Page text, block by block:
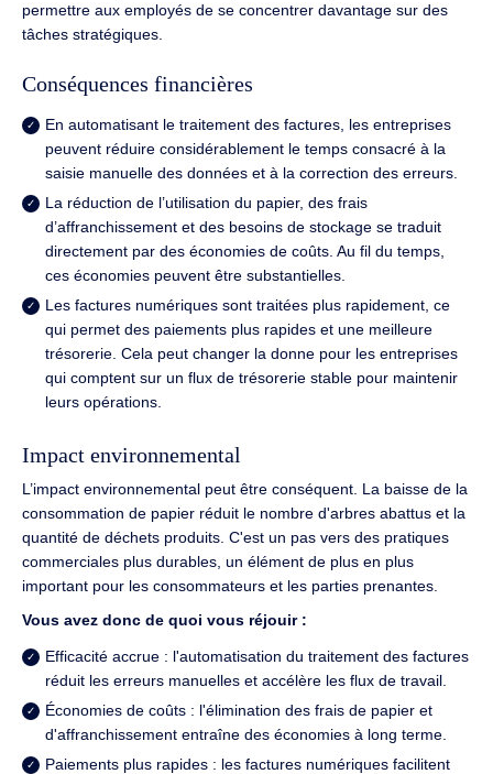
permettre aux employés de se concentrer davantage sur des
tâches stratégiques.
Conséquences financières
En automatisant le traitement des factures, les entreprises
peuvent réduire considérablement le temps consacré à la
saisie manuelle des données et à la correction des erreurs.
La réduction de l’utilisation du papier, des frais
d’affranchissement et des besoins de stockage se traduit
directement par des économies de coûts. Au fil du temps,
ces économies peuvent être substantielles.
Les factures numériques sont traitées plus rapidement, ce
qui permet des paiements plus rapides et une meilleure
trésorerie. Cela peut changer la donne pour les entreprises
qui comptent sur un flux de trésorerie stable pour maintenir
leurs opérations.
Impact environnemental
L’impact environnemental peut être conséquent. La baisse de la
consommation de papier réduit le nombre d'arbres abattus et la
quantité de déchets produits. C'est un pas vers des pratiques
commerciales plus durables, un élément de plus en plus
important pour les consommateurs et les parties prenantes.
Vous avez donc de quoi vous réjouir :
Efficacité accrue : l'automatisation du traitement des factures
réduit les erreurs manuelles et accélère les flux de travail.
Économies de coûts : l'élimination des frais de papier et
d'affranchissement entraîne des économies à long terme.
Paiements plus rapides : les factures numériques facilitent